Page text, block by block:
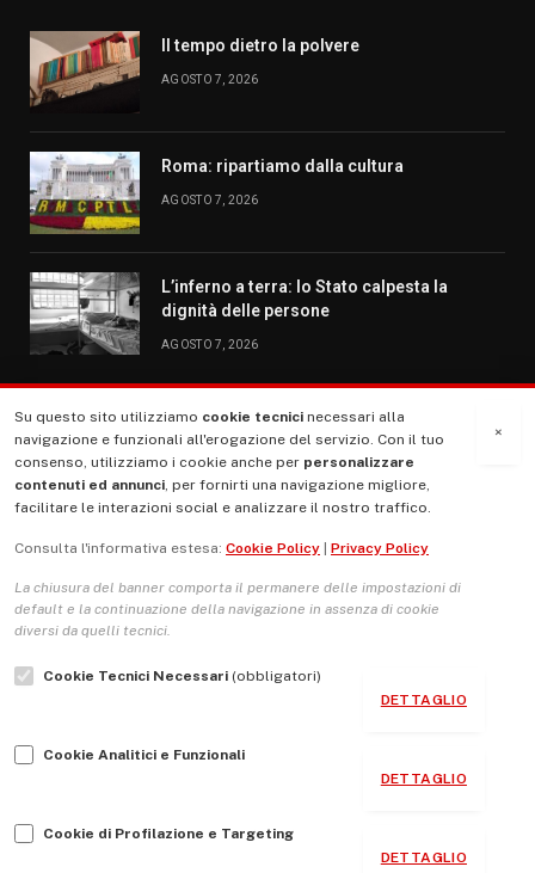
Il tempo dietro la polvere
AGOSTO 7, 2026
Roma: ripartiamo dalla cultura
AGOSTO 7, 2026
L’inferno a terra: lo Stato calpesta la
dignità delle persone
AGOSTO 7, 2026
MENU
La Nostra Storia
Le Copertine
L’Associazione
Indirizzo Socio Politico Culturale
Guida per le autrici e gli autori
×
Su questo sito utilizziamo cookie tecnici necessari alla
navigazione e funzionali all'erogazione del servizio. Con il tuo
consenso, utilizziamo i cookie anche per personalizzare
contenuti ed annunci, per fornirti una navigazione migliore,
facilitare le interazioni social e analizzare il nostro traffico.
Consulta l'informativa estesa: Cookie Policy Privacy Policy
La chiusura del banner comporta il permanere delle impostazioni di
default e la continuazione della navigazione in assenza di cookie
diversi da quelli tecnici.
Cookie Tecnici Necessari (obbligatori)
DETTAGLIO
Cookie Analitici e Funzionali
DETTAGLIO
Cookie di Profilazione e Targeting
DETTAGLIO